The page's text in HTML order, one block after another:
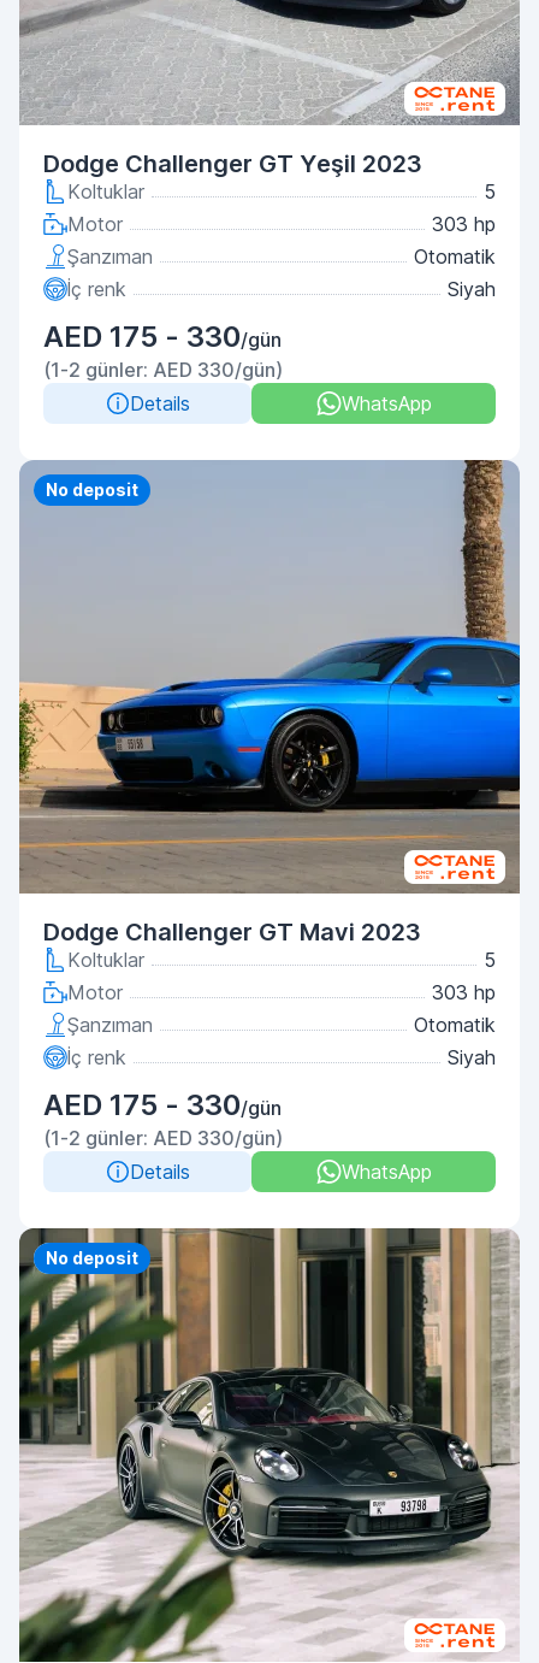
Dodge Challenger GT Yeşil 2023
Koltuklar
5
Motor
303 hp
Şanzıman
Otomatik
İç renk
Siyah
AED 175 - 330/gün
(1-2 günler: AED 330/gün)
Details
WhatsApp
Priority
No deposit
Dodge Challenger GT Mavi 2023
Koltuklar
5
Motor
303 hp
Şanzıman
Otomatik
İç renk
Siyah
AED 175 - 330/gün
(1-2 günler: AED 330/gün)
Details
WhatsApp
Priority
No deposit